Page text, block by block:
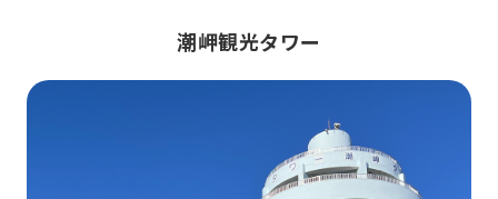
潮岬観光タワー